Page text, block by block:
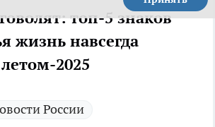
топ-5 знаков
жизнь навсегда
2025
России